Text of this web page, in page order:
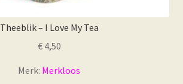
Theeblik – I Love My Tea
€4,50
Merk: Merkloos